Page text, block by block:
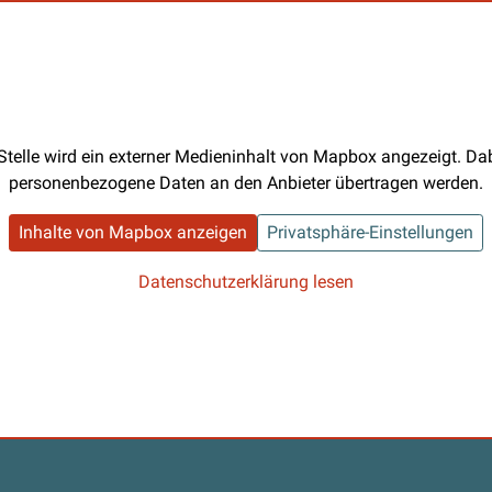
wird ein externer Medieninhalt von Mapbox angezeigt.
personenbezogene Daten an den Anbieter übertragen werden.
Inhalte von Mapbox anzeigen Privatsphäre-Einstellungen
Datenschutzerklärung lesen